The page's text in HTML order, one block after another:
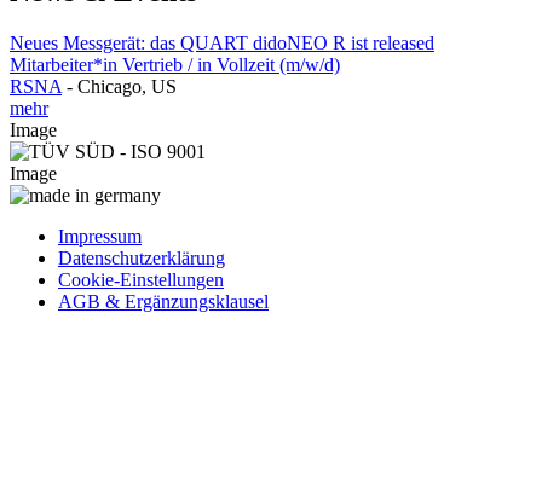
Neues Messgerät: das QUART didoNEO R ist released
Mitarbeiter*in Vertrieb / in Vollzeit (m/w/d)
RSNA - Chicago, US
mehr
Image
Image
Impressum
Datenschutzerklärung
Cookie-Einstellungen
AGB & Ergänzungsklausel